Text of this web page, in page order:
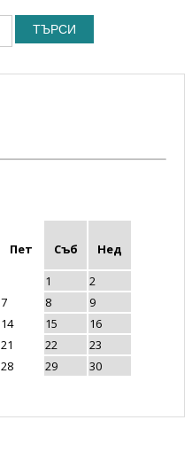
ТЪРСИ
Пет Съб
Нед
1
2
7 8
9
14 15
16
21 22
23
28 29
30